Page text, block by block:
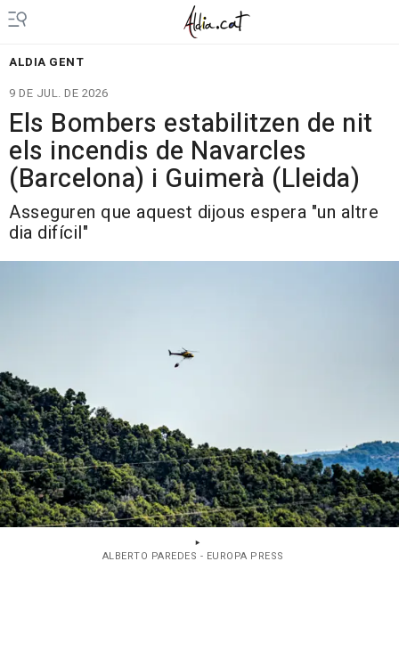
ALDIA GENT
9 DE JUL. DE 2026
Els Bombers estabilitzen de nit
els incendis de Navarcles
(Barcelona) i Guimerà (Lleida)
Asseguren que aquest dijous espera "un altre
dia difícil"
ALBERTO PAREDES - EUROPA PRESS